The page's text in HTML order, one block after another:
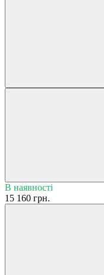
В наявності
15 160 грн.